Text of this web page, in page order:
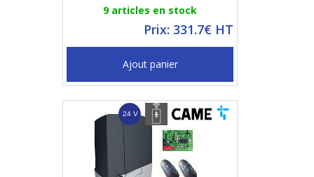
9 articles en stock
Prix: 331.7€ HT
Ajout panier